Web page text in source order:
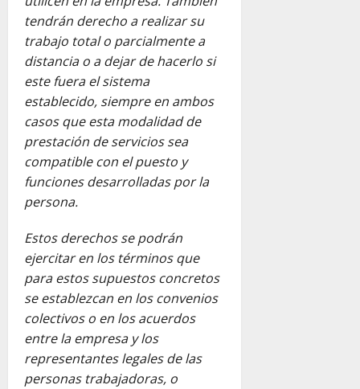
tendrán derecho a realizar su
trabajo total o parcialmente a
distancia o a dejar de hacerlo si
este fuera el sistema
establecido, siempre en ambos
casos que esta modalidad de
prestación de servicios sea
compatible con el puesto y
funciones desarrolladas por la
persona.
Estos derechos se podrán
ejercitar en los términos que
para estos supuestos concretos
se establezcan en los convenios
colectivos o en los acuerdos
entre la empresa y los
representantes legales de las
personas trabajadoras, o